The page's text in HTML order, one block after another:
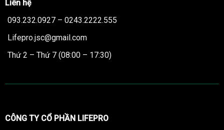
Liên hệ
093.232.0927 – 0243.2222.555
Lifepro.jsc@gmail.com
Thứ 2 – Thứ 7 (08:00 – 17:30)
CÔNG TY CỔ PHẦN LIFEPRO